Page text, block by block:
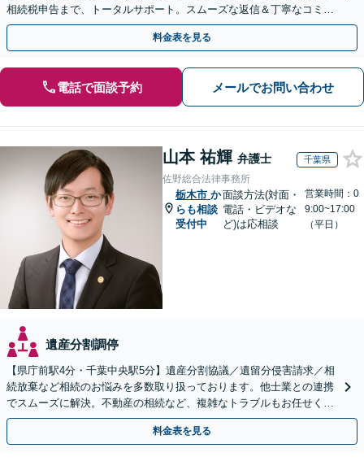
相続税申告まで、トータルサポート。スムーズな返信＆丁寧なコミュ
ニケーション◎お気軽にご相談ください。
料金表を見る
電話で面談予約 メールでお問い合わせ
山本 祐輝 弁護士 千葉県
佐野総合法律事務所
栃木市 か
らも相談
受付中
面談方法(対面・
電話・ビデオな
ど)は応相談
営業時間：0
9:00~17:00
（平日）
遺産分割調停
【県庁前駅4分・千葉中央駅5分】遺産分割協議／遺留分侵害請求／相
続放棄など相続のお悩みを多数取り扱っております。他士業との連携
でスムーズに解決。不動産の相続など、複雑なトラブルもお任せくだ
さい。【初回面談相談30分無料】
料金表を見る